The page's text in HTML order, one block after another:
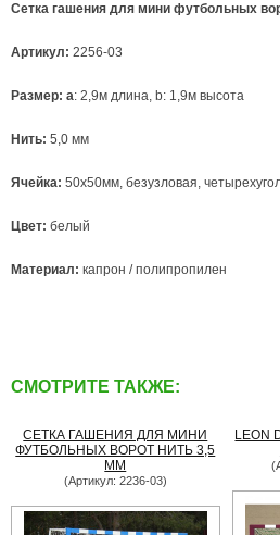
Сетка гашения для мини футбольных
Артикул: 2256-03
Размер: а: 2,9м длина, b: 1,9м высота
Нить: 5,0 мм
Ячейка: 50х50мм, безузловая,
Цвет: белый
Материал: капрон / полипропилен
СМОТРИТЕ ТАКЖЕ:
СЕТКА ГАШЕНИЯ ДЛЯ МИНИ
ФУТБОЛЬНЫХ ВОРОТ НИТЬ 3,5
ММ
(Артикул: 2236-03)
LEON